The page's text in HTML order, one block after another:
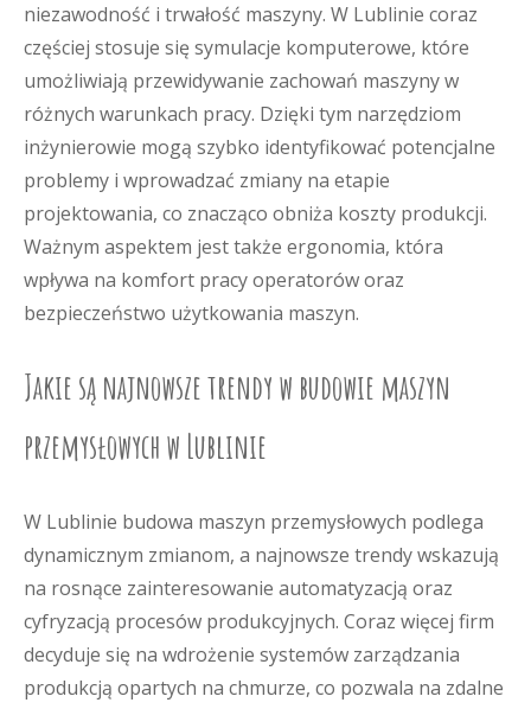
niezawodność i trwałość maszyny. W Lublinie coraz
częściej stosuje się symulacje komputerowe, które
umożliwiają przewidywanie zachowań maszyny w
różnych warunkach pracy. Dzięki tym narzędziom
inżynierowie mogą szybko identyfikować potencjalne
problemy i wprowadzać zmiany na etapie
projektowania, co znacząco obniża koszty produkcji.
Ważnym aspektem jest także ergonomia, która
wpływa na komfort pracy operatorów oraz
bezpieczeństwo użytkowania maszyn.
Jakie są najnowsze trendy w budowie maszyn
przemysłowych w Lublinie
W Lublinie budowa maszyn przemysłowych podlega
dynamicznym zmianom, a najnowsze trendy wskazują
na rosnące zainteresowanie automatyzacją oraz
cyfryzacją procesów produkcyjnych. Coraz więcej firm
decyduje się na wdrożenie systemów zarządzania
produkcją opartych na chmurze, co pozwala na zdalne